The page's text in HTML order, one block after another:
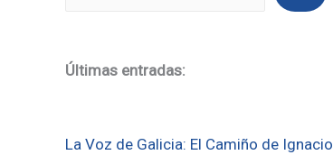
Últimas entradas:
La Voz de Galicia: El Camiño de Ignacio